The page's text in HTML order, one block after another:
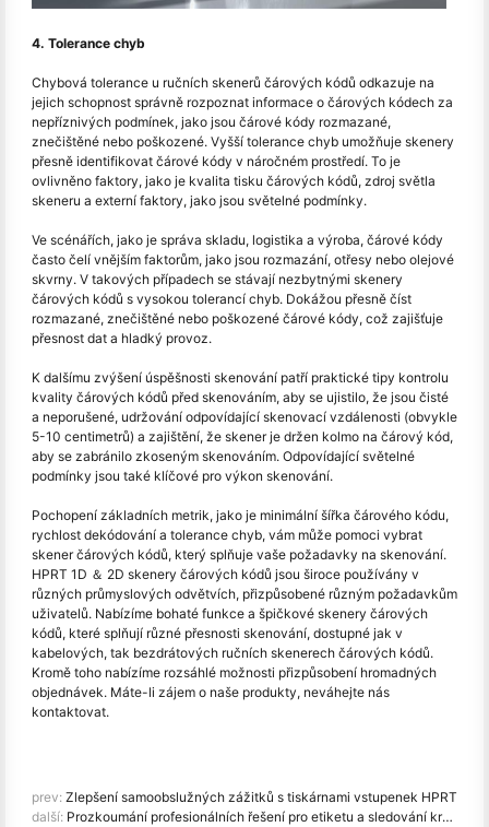
4. Tolerance chyb
Chybová tolerance u ručních skenerů čárových kódů odkazuje na
jejich schopnost správně rozpoznat informace o čárových kódech za
nepříznivých podmínek, jako jsou čárové kódy rozmazané,
znečištěné nebo poškozené. Vyšší tolerance chyb umožňuje skenery
přesně identifikovat čárové kódy v náročném prostředí. To je
ovlivněno faktory, jako je kvalita tisku čárových kódů, zdroj světla
skeneru a externí faktory, jako jsou světelné podmínky.
Ve scénářích, jako je správa skladu, logistika a výroba, čárové kódy
často čelí vnějším faktorům, jako jsou rozmazání, otřesy nebo olejové
skvrny. V takových případech se stávají nezbytnými skenery
čárových kódů s vysokou tolerancí chyb. Dokážou přesně číst
rozmazané, znečištěné nebo poškozené čárové kódy, což zajišťuje
přesnost dat a hladký provoz.
K dalšímu zvýšení úspěšnosti skenování patří praktické tipy kontrolu
kvality čárových kódů před skenováním, aby se ujistilo, že jsou čisté
a neporušené, udržování odpovídající skenovací vzdálenosti (obvykle
5-10 centimetrů) a zajištění, že skener je držen kolmo na čárový kód,
aby se zabránilo zkoseným skenováním. Odpovídající světelné
podmínky jsou také klíčové pro výkon skenování.
Pochopení základních metrik, jako je minimální šířka čárového kódu,
rychlost dekódování a tolerance chyb, vám může pomoci vybrat
skener čárových kódů, který splňuje vaše požadavky na skenování.
HPRT 1D ＆ 2D skenery čárových kódů jsou široce používány v
různých průmyslových odvětvích, přizpůsobené různým požadavkům
uživatelů. Nabízíme bohaté funkce a špičkové skenery čárových
kódů, které splňují různé přesnosti skenování, dostupné jak v
kabelových, tak bezdrátových ručních skenerech čárových kódů.
Kromě toho nabízíme rozsáhlé možnosti přizpůsobení hromadných
objednávek. Máte-li zájem o naše produkty, neváhejte nás
kontaktovat.
prev: Zlepšení samoobslužných zážitků s tiskárnami vstupenek HPRT
další: Prozkoumání profesionálních řešení pro etiketu a sledování krevních sáčků HPRT